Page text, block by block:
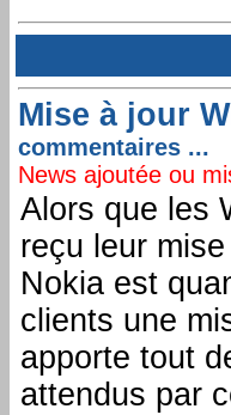
Mise à jour
commentaires ...
News ajoutée ou
Alors que les
reçu leur
Nokia est
clients une
apporte tout
attendus par